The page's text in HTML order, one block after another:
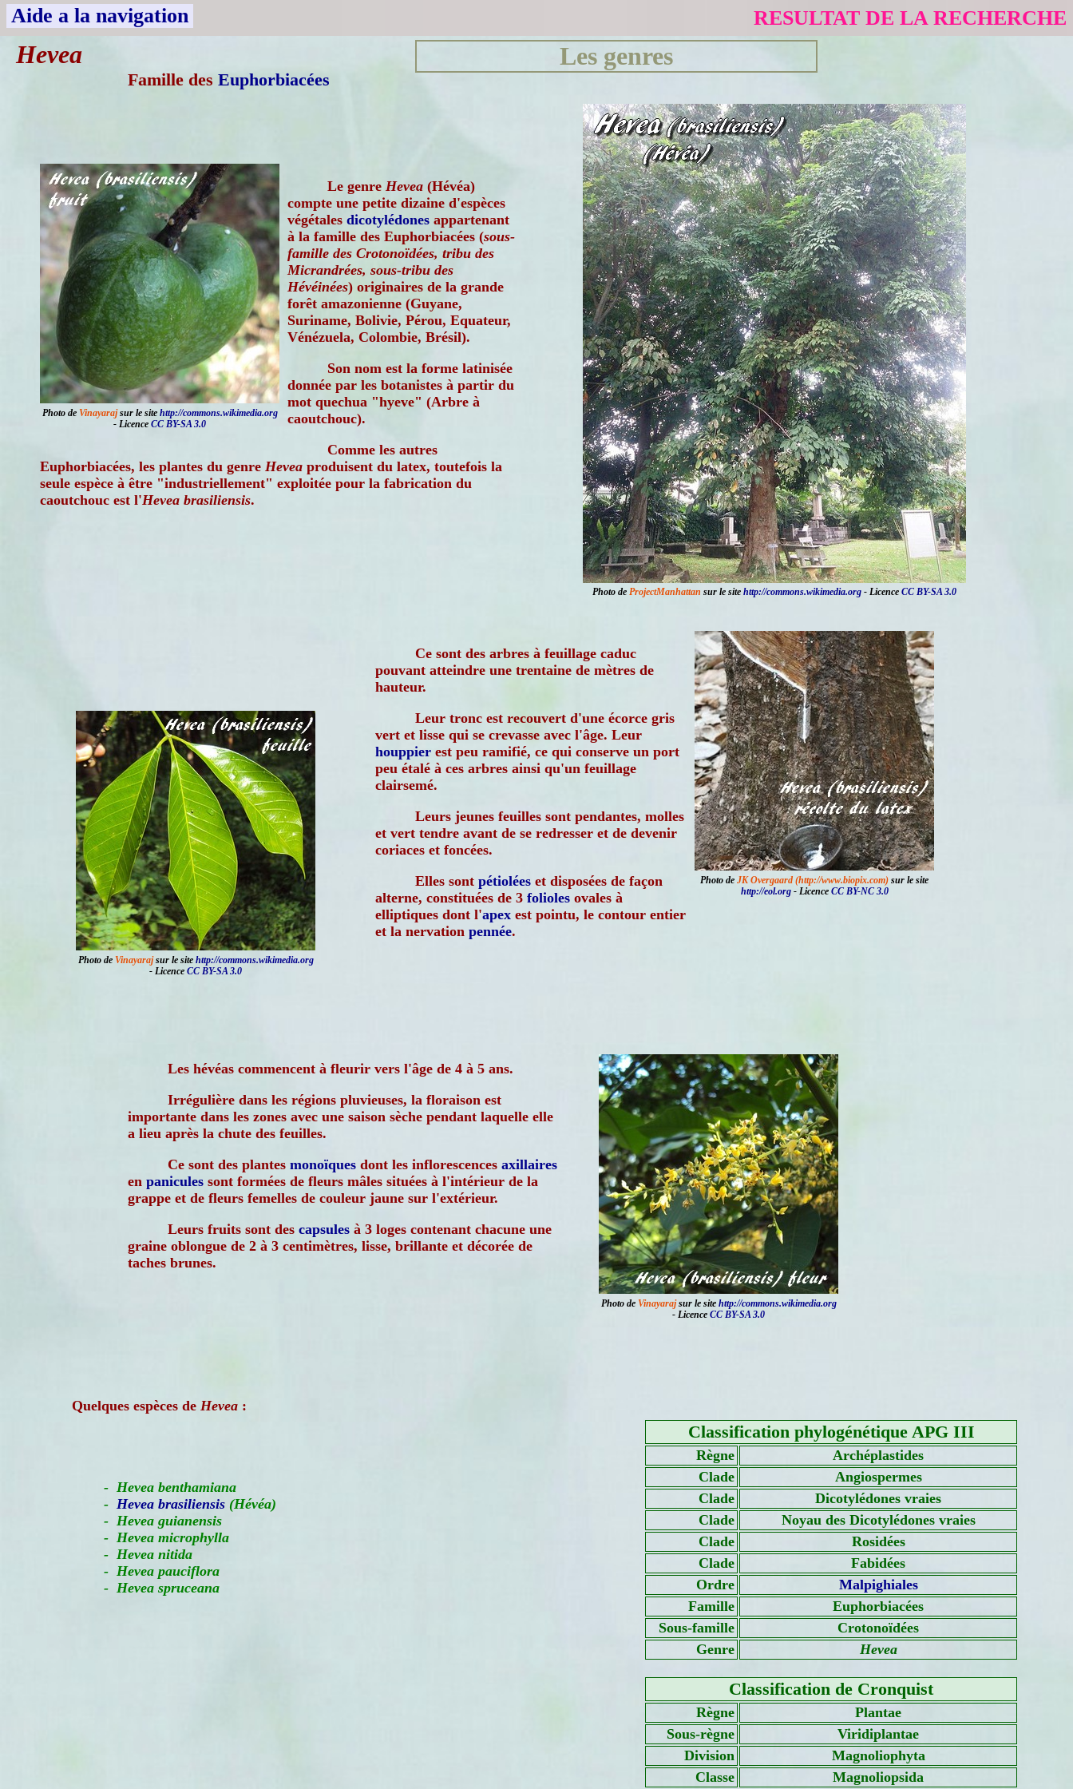
Aide a la navigation RESULTAT DE LA RECHERCHE
Hevea
Famille des Euphorbiacées
Les genres
Photo de ProjectManhattan sur le site http://commons.wikimedia.org - Licence CC BY-SA 3.0
Photo de Vinayarajsur le site http://commons.wikimedia.org
- Licence CC BY-SA 3.0
Le genre Hevea (Hévéa)
compte une petite dizaine d'espèces
végétales dicotylédones appartenant
à la famille des Euphorbiacées (sous-
famille des Crotonoïdées, tribu des
Micrandrées, sous-tribu des
Hévéinées) originaires de la grande
forêt amazonienne (Guyane,
Suriname, Bolivie, Pérou, Equateur,
Vénézuela, Colombie, Brésil).
Son nom est la forme latinisée
donnée par les botanistes à partir du
mot quechua "hyeve" (Arbre à
caoutchouc).
Comme les autres
Euphorbiacées, les plantes du genre Hevea produisent du latex, toutefois la
seule espèce à être "industriellement" exploitée pour la fabrication du
caoutchouc est l'Hevea brasiliensis.
Photo de JK Overgaard (http://www.biopix.com) sur le site
http://eol.org- Licence CC BY-NC 3.0
Ce sont des arbres à feuillage caduc
pouvant atteindre une trentaine de mètres de
hauteur.
Leur tronc est recouvert d'une écorce gris
vert et lisse qui se crevasse avec l'âge. Leur
houppier est peu ramifié, ce qui conserve un port
peu étalé à ces arbres ainsi qu'un feuillage
clairsemé.
Leurs jeunes feuilles sont pendantes, molles
et vert tendre avant de se redresser et de devenir
coriaces et foncées.
Elles sont pétiolées et disposées de façon
alterne, constituées de 3 folioles ovales à
elliptiques dont l'apex est pointu, le contour entier
et la nervation pennée.
Photo de Vinayarajsur le site http://commons.wikimedia.org
- Licence CC BY-SA 3.0
Photo de Vinayarajsur le site http://commons.wikimedia.org
- Licence CC BY-SA 3.0
Les hévéas commencent à fleurir vers l'âge de 4 à 5 ans.
Irrégulière dans les régions pluvieuses, la floraison est
importante dans les zones avec une saison sèche pendant laquelle elle
a lieu après la chute des feuilles.
Ce sont des plantes monoïques dont les inflorescences axillaires
en panicules sont formées de fleurs mâles situées à l'intérieur de la
grappe et de fleurs femelles de couleur jaune sur l'extérieur.
Leurs fruits sont des capsules à 3 loges contenant chacune une
graine oblongue de 2 à 3 centimètres, lisse, brillante et décorée de
taches brunes.
Quelques espèces de Hevea :
- Hevea benthamiana
- Hevea brasiliensis (Hévéa)
- Hevea guianensis
- Hevea microphylla
- Hevea nitida
- Hevea pauciflora
- Hevea spruceana
Classification phylogénétique APG III
Règne
Archéplastides
Clade
Angiospermes
Clade
Dicotylédones vraies
Clade
Noyau des Dicotylédones vraies
Clade
Rosidées
Clade
Fabidées
Ordre
Malpighiales
Famille
Euphorbiacées
Sous-famille
Crotonoïdées
Genre
Hevea
Classification de Cronquist
Règne
Plantae
Sous-règne
Viridiplantae
Division
Magnoliophyta
Classe
Magnoliopsida